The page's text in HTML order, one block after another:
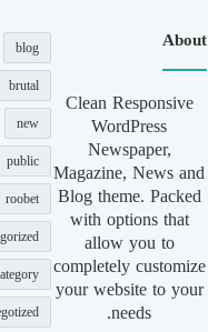
About
Clean Responsive
WordPress
Newspaper,
Magazine, News and
Blog theme. Packed
with options that
allow you to
completely customize
your website to your
needs.
blog
brutal
new
public
roobet